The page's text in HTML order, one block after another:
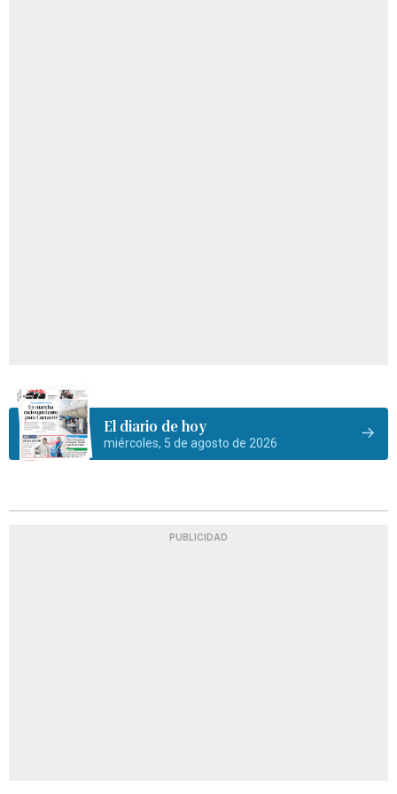
El diario de hoy
miércoles, 5 de agosto de 2026
PUBLICIDAD